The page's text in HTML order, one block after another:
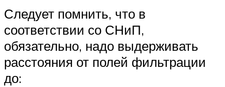
Следует помнить, что в
соответствии со СНиП,
обязательно, надо выдерживать
расстояния от полей фильтрации
до: